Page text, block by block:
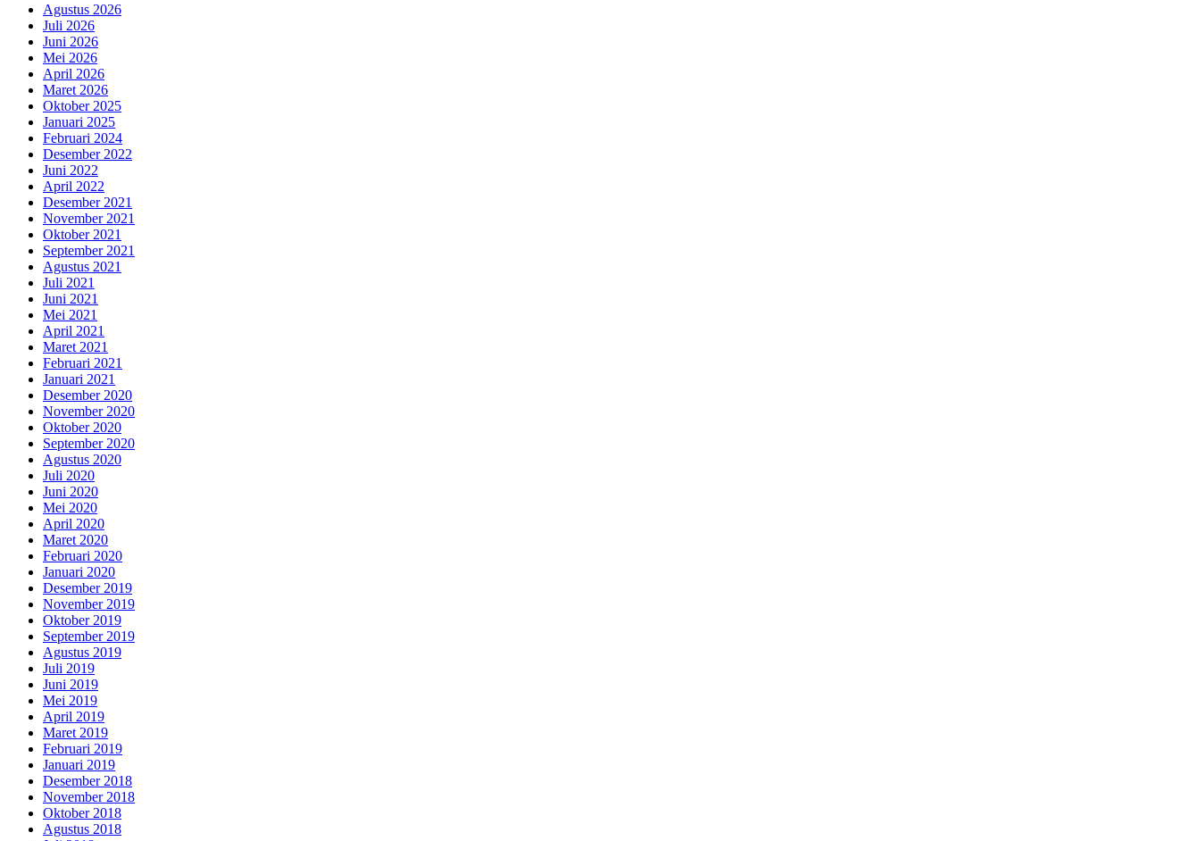
Agustus 2026
Juli 2026
Juni 2026
Mei 2026
April 2026
Maret 2026
Oktober 2025
Januari 2025
Februari 2024
Desember 2022
Juni 2022
April 2022
Desember 2021
November 2021
Oktober 2021
September 2021
Agustus 2021
Juli 2021
Juni 2021
Mei 2021
April 2021
Maret 2021
Februari 2021
Januari 2021
Desember 2020
November 2020
Oktober 2020
September 2020
Agustus 2020
Juli 2020
Juni 2020
Mei 2020
April 2020
Maret 2020
Februari 2020
Januari 2020
Desember 2019
November 2019
Oktober 2019
September 2019
Agustus 2019
Juli 2019
Juni 2019
Mei 2019
April 2019
Maret 2019
Februari 2019
Januari 2019
Desember 2018
November 2018
Oktober 2018
Agustus 2018